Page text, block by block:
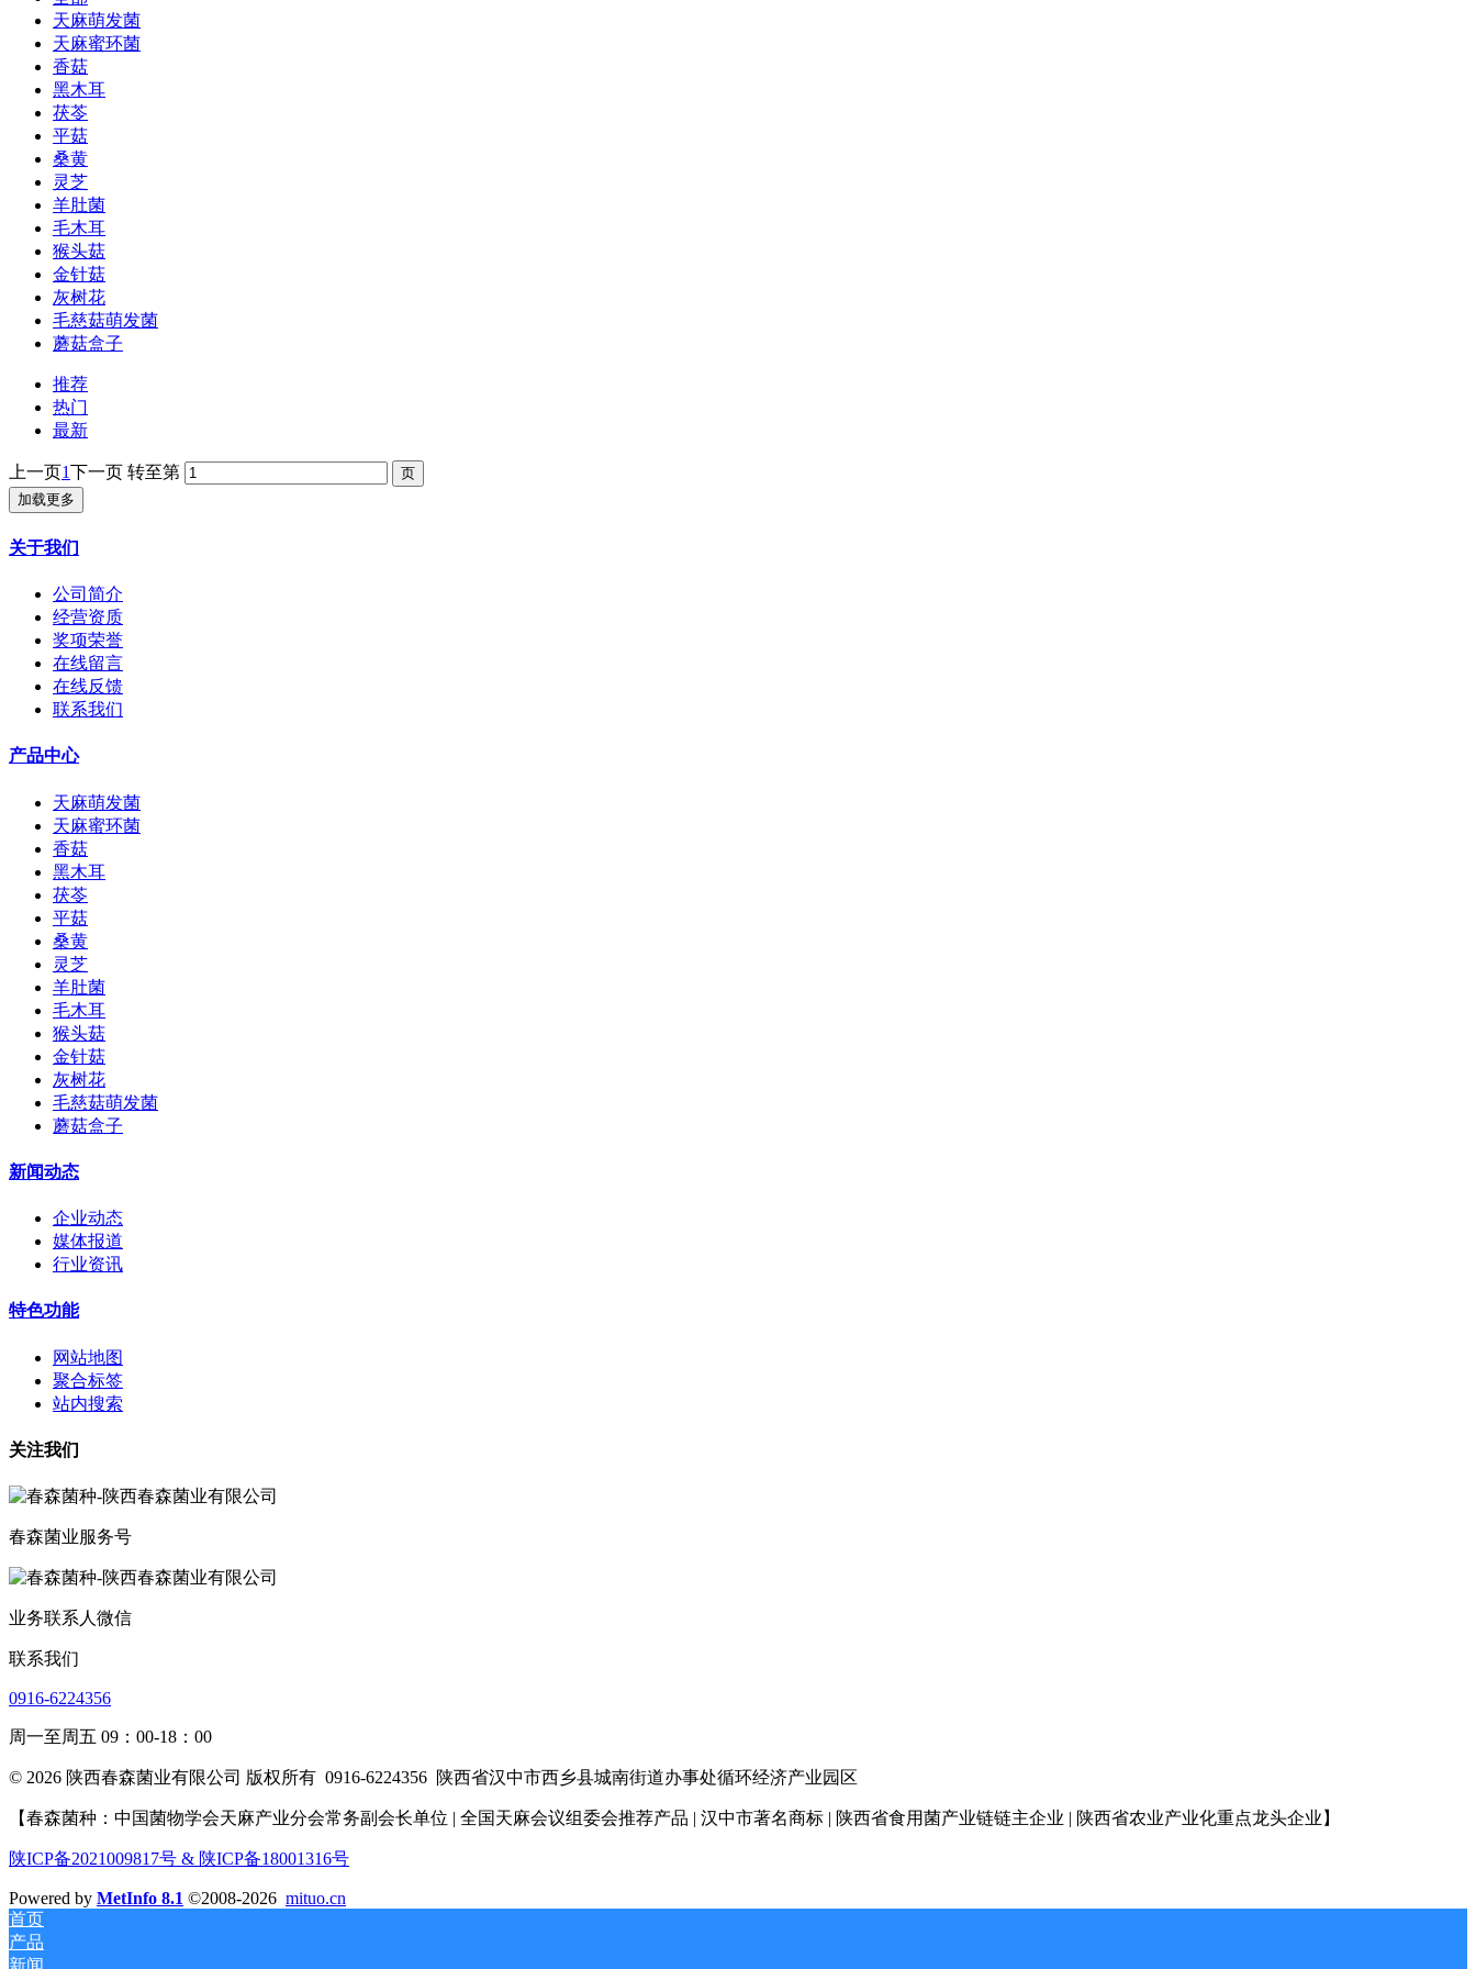
天麻萌发菌
天麻蜜环菌
香菇
黑木耳
茯苓
平菇
桑黄
灵芝
羊肚菌
毛木耳
猴头菇
金针菇
灰树花
毛慈菇萌发菌
蘑菇盒子
推荐
热门
最新
上一页1下一页 转至第
加载更多
关于我们
公司简介
经营资质
奖项荣誉
在线留言
在线反馈
联系我们
产品中心
天麻萌发菌
天麻蜜环菌
香菇
黑木耳
茯苓
平菇
桑黄
灵芝
羊肚菌
毛木耳
猴头菇
金针菇
灰树花
毛慈菇萌发菌
蘑菇盒子
新闻动态
企业动态
媒体报道
行业资讯
特色功能
网站地图
聚合标签
站内搜索
关注我们
春森菌业服务号
业务联系人微信
联系我们
0916-6224356
周一至周五 09：00-18：00
© 2026 陕西春森菌业有限公司 版权所有 0916-6224356 陕西省汉中市西乡县城南街道办事处循环经济产业园区
【春森菌种：中国菌物学会天麻产业分会常务副会长单位 | 全国天麻会议组委会推荐产品 | 汉中市著名商标 | 陕西省食用菌产业链链主企业 | 陕西省农业产业化重点龙头企业 】
陕ICP备2021009817号 & 陕ICP备18001316号
Powered by MetInfo 8.1 ©2008-2026 mituo.cn
首页
产品
新闻